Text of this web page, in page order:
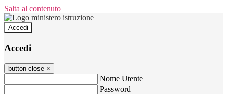
Salta al contenuto
Accedi
Accedi
button close ×
Nome Utente
Password